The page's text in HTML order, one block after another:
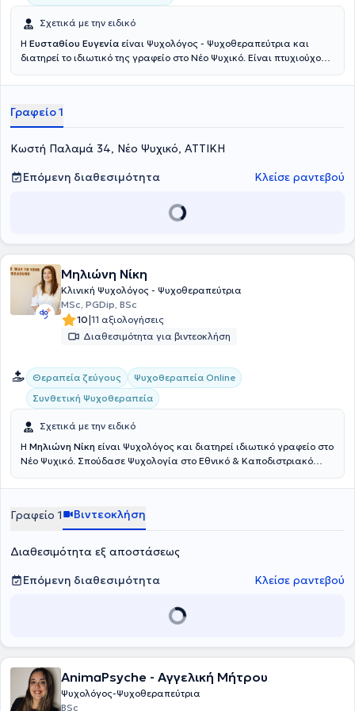
Σχετικά με την ειδικό
Η Ευσταθίου Ευγενία είναι Ψυχολόγος - Ψυχοθεραπεύτρια και
διατηρεί το ιδιωτικό της γραφείο στο Νέο Ψυχικό. Είναι πτυχιούχος
Πολιτικών Επιστημών και κάτοχος Μεταπτυχιακού Διπλώματος στη
Αθηνών. Εχει ειδικευτεί στη Συστημική-Οικογενειακή
Ψυχοθεραπεία από το Εργαστήριο Διερεύνησης Ανθρωπίνων
Σχέσεων ενώ έχει εργαστεί ως Ψυχολόγος σε Δημοτικά Σχολεία
καθώς και σε δημοτικές δομές. Έχει εργαστεί θεραπευτικά με
άτομα, οικογένειες και ομάδες βοηθώντας τους να αντιμετωπίσουν
τις προσωπικές τους προκλήσεις, να χτίσουν πιο λειτουργικές
τους. Τέλος έχει συμμετάσχει σε συνέδρια και μετεκπαιδευτικά
Γραφείο 1
Κωστή Παλαμά 34, Νέο Ψυχικό, ΑΤΤΙΚΗ
Επόμενη διαθεσιμότητα
Κλείσε ραντεβού
Μηλιώνη Νίκη
Κλινική Ψυχολόγος - Ψυχοθεραπεύτρια
MSc, PGDip, BSc
10|11 αξιολογήσεις
Διαθεσιμότητα για βιντεοκλήση
Θεραπεία ζεύγους
Ψυχοθεραπεία Online
Συνθετική Ψυχοθεραπεία
Σχετικά με την ειδικό
Η Μηλιώνη Νίκη είναι Ψυχολόγος και διατηρεί ιδιωτικό γραφείο στο
Νέο Ψυχικό. Σπούδασε Ψυχολογία στο Εθνικό & Καποδιστριακό
Εφαρμοσμένη Κλινική Ψυχολογία από το University of Central
University και, έπειτα από σπουδές, εξελίχθηκε σε GIM (Guided
Imagery and Music) θεραπεύτρια. Διαθέτει πολυετή εμπειρία και
έχει εργαστεί σε ιδιωτικά κέντρα θεραπειών για παιδιά και στο
Κέντρο Παιδοψυχικής Υγιεινής ΙΚΑ.
Γραφείο 1 Βιντεοκλήση
Διαθεσιμότητα εξ αποστάσεως
Επόμενη διαθεσιμότητα
Κλείσε ραντεβού
ΑnimaPsyche - Αγγελική Μήτρου
Ψυχολόγος-Ψυχοθεραπεύτρια
BSc